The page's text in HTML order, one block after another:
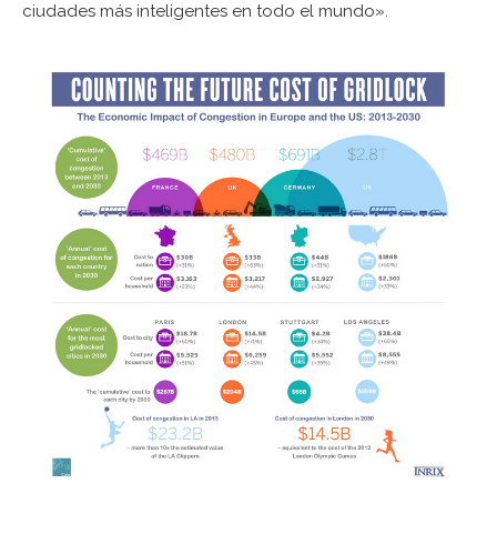
ciudades más inteligentes en todo el mundo».